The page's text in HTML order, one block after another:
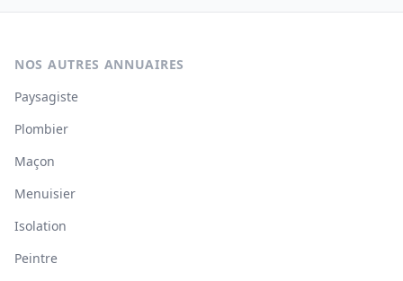
NOS AUTRES ANNUAIRES
Paysagiste
Plombier
Maçon
Menuisier
Isolation
Peintre